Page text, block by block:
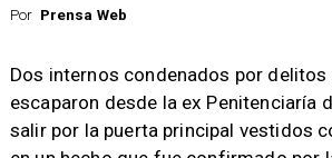
Por Prensa Web
Dos internos condenados por delitos
escaparon desde la ex Penitenciaría
salir por la puerta principal vestidos